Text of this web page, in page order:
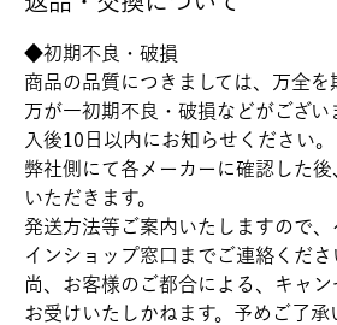
◆初期不良・破損
商品の品質につきましては、万全を
万が一初期不良・破損などがござ
入後10日以内にお知らせください。
弊社側にて各メーカーに確認した
いただきます。
発送方法等ご案内いたしますので
インショップ窓口までご連絡くださ
尚、お客様のご都合による、キャ
お受けいたしかねます。予めご了承